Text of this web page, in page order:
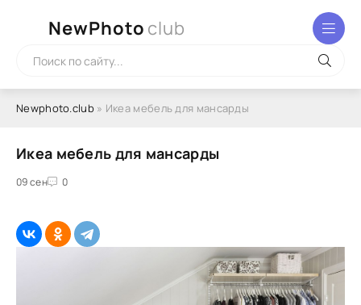
NewPhoto club
Newphoto.club» Икеа мебель для мансарды
Икеа мебель для мансарды
09 сен 0